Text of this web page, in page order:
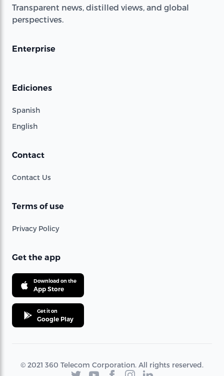
Transparent news, distilled views, and global
perspectives.
Enterprise
Ediciones
Spanish
English
Contact
Contact Us
Terms of use
Privacy Policy
Get the app
Download on the
App Store
Get it on
Google Play
© 2021 360 Telecom Corporation. All rights reserved.